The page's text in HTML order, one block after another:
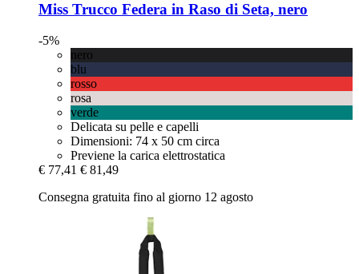
Miss Trucco Federa in Raso di Seta, nero
-5%
nero
blu
rosso
rosa
verde
Delicata su pelle e capelli
Dimensioni: 74 x 50 cm circa
Previene la carica elettrostatica
€ 77,41 € 81,49
Consegna gratuita fino al giorno 12 agosto